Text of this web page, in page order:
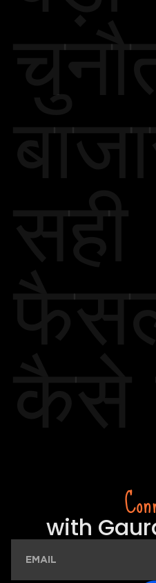
सही
कैसे
with